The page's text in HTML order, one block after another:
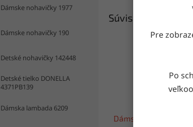
Pre
Po
Dámske nohavičky 1977
Dámske nohavičky 190
Detské nohavičky 142448
Detské tielko DONELLA
4371PB139
Dámska lambada 6209
Súvisiaci tovar
Dámske pyžamo 4114
Kód: 4114/